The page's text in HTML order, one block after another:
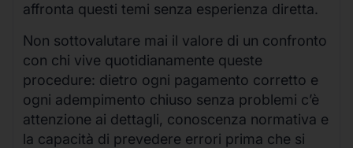
affronta questi temi senza esperienza diretta.
Non sottovalutare mai il valore di un confronto
con chi vive quotidianamente queste
procedure: dietro ogni pagamento corretto e
ogni adempimento chiuso senza problemi c’è
attenzione ai dettagli, conoscenza normativa e
la capacità di prevedere errori prima che si